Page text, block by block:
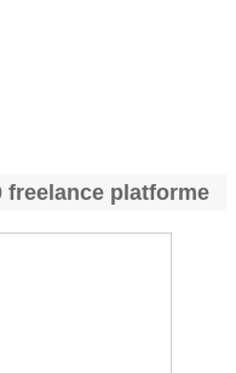
freelance platforme